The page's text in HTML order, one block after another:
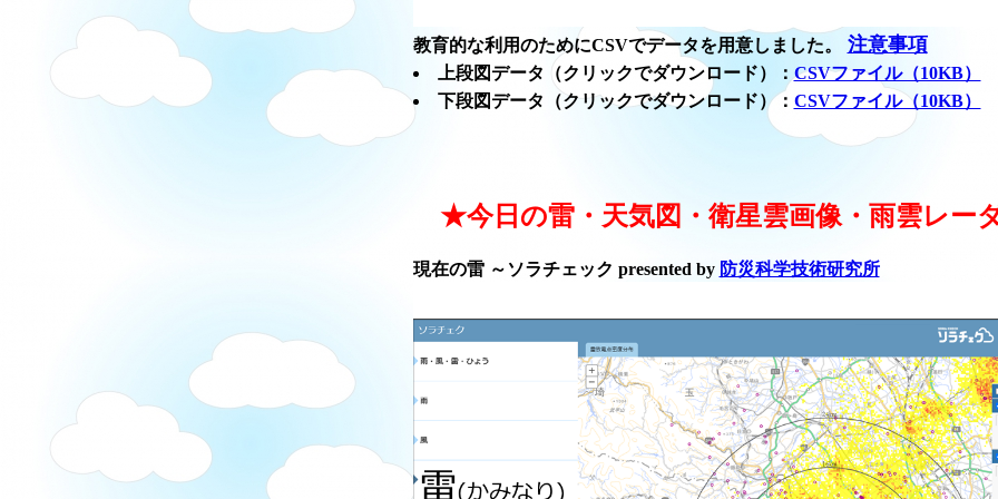
教育的な利用のためにCSVでデータを用意しました。 注意事項
上段図データ（クリックでダウンロード）： CSVファイル（10KB）
下段図データ（クリックでダウンロード）： CSVファイル（10KB）
★今日の雷・天気図・衛星雲画像・雨雲レー
現在の雷 ～ソラチェック presented by 防災科学技術研究所